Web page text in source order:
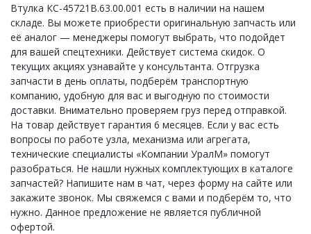
Втулка КС-45721В.63.00.001 есть в наличии на нашем
складе. Вы можете приобрести оригинальную запчасть или
её аналог — менеджеры помогут выбрать, что подойдет
для вашей спецтехники. Действует система скидок. О
текущих акциях узнавайте у консультанта. Отгрузка
запчасти в день оплаты, подберём транспортную
компанию, удобную для вас и выгодную по стоимости
доставки. Внимательно проверяем груз перед отправкой.
На товар действует гарантия 6 месяцев. Если у вас есть
вопросы по работе узла, механизма или агрегата,
технические специалисты «Компании УралМ» помогут
разобраться. Не нашли нужных комплектующих в каталоге
запчастей? Напишите нам в чат, через форму на сайте или
закажите звонок. Мы свяжемся с вами и подберём то, что
нужно. Данное предложение не является публичной
офертой.